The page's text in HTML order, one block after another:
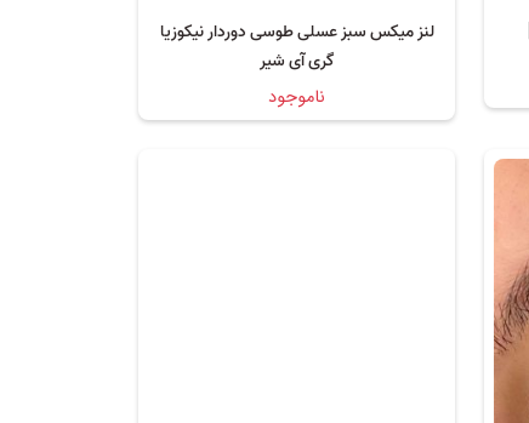
لنز میکس سبز عسلی طوسی دوردار نیکوزیا
گری آی شیر
ناموجود